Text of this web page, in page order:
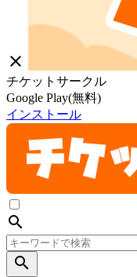
close
チケットサークル
Google Play(無料)
インストール
search
search